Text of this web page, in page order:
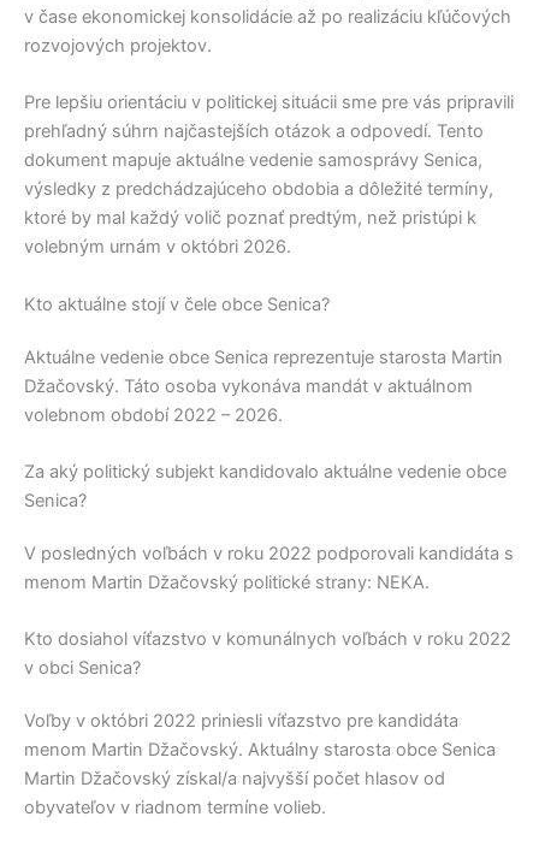
v čase ekonomickej konsolidácie až po realizáciu kľúčových
rozvojových projektov.
Pre lepšiu orientáciu v politickej situácii sme pre vás pripravili
prehľadný súhrn najčastejších otázok a odpovedí. Tento
dokument mapuje aktuálne vedenie samosprávy Senica,
výsledky z predchádzajúceho obdobia a dôležité termíny,
ktoré by mal každý volič poznať predtým, než pristúpi k
volebným urnám v októbri 2026.
Kto aktuálne stojí v čele obce Senica?
Aktuálne vedenie obce Senica reprezentuje starosta Martin
Džačovský. Táto osoba vykonáva mandát v aktuálnom
volebnom období 2022 – 2026.
Za aký politický subjekt kandidovalo aktuálne vedenie obce
Senica?
V posledných voľbách v roku 2022 podporovali kandidáta s
menom Martin Džačovský politické strany: NEKA.
Kto dosiahol víťazstvo v komunálnych voľbách v roku 2022
v obci Senica?
Voľby v októbri 2022 priniesli víťazstvo pre kandidáta
menom Martin Džačovský. Aktuálny starosta obce Senica
Martin Džačovský získal/a najvyšší počet hlasov od
obyvateľov v riadnom termíne volieb.